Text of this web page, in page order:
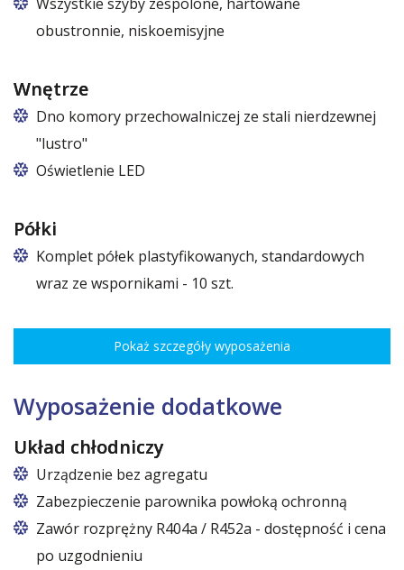
obustronnie, niskoemisyjne
Wnętrze
Dno komory przechowalniczej ze stali nierdzewnej
"lustro"
Oświetlenie LED
Półki
Komplet półek plastyfikowanych, standardowych
wraz ze wspornikami - 10 szt.
wysokości co 7,5 cm pozwala na optymalne rozmieszczenie różnego
rodzaju towaru.
120 cm (50,5 cm x 51 cm),
140 cm (60,5 cm x 51 cm),
160 cm (70,5 cm x 51 cm)
Pokaż szczegóły wyposażenia
Wyposażenie dodatkowe
Układ chłodniczy
Urządzenie bez agregatu
Zabezpieczenie parownika powłoką ochronną
Zawór rozprężny R404a / R452a - dostępność i cena
po uzgodnieniu